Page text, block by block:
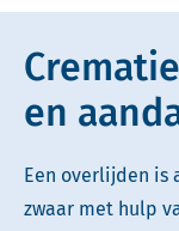
en
Een overlijden is
zwaar met hulp